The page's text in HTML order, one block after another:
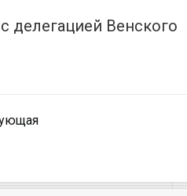
делегацией Венского